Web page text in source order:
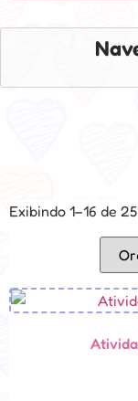
Exibindo 1–16 de